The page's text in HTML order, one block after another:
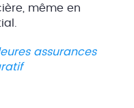
même en
assurances